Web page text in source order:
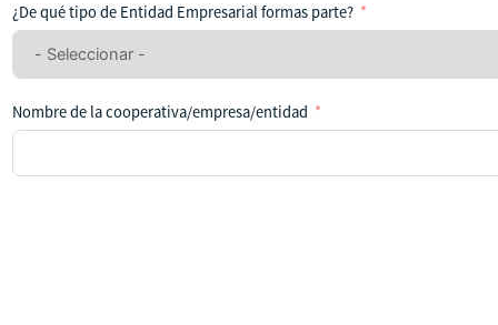
seleccionado
ningún
¿De qué tipo de Entidad Empresarial formas parte?
Nombre de la cooperativa/empresa/entidad